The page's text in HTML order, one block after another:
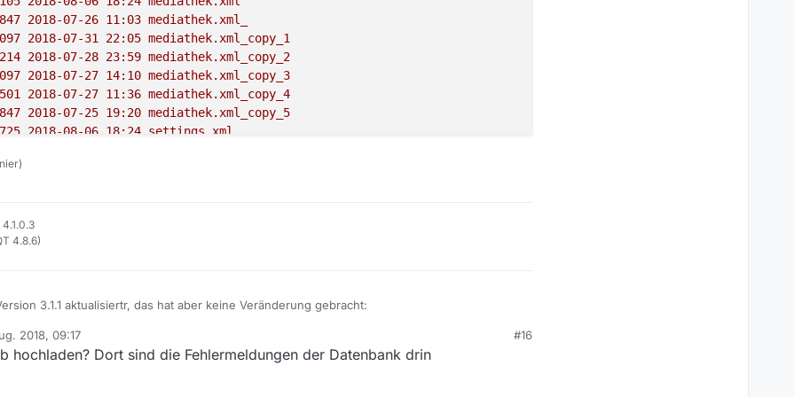
b11-1~bpo8+1 -b11
13.1. /
.mediathek3
60
2018-07-26 11:03 mediathek.xml_
2018-07-31 22:05 mediathek.xml_copy_1
2018-07-28 23:59 mediathek.xml_copy_2
2018-07-27 14:10 mediathek.xml_copy_3
2018-07-27 11:36 mediathek.xml_copy_4
2018-07-25 19:20 mediathek.xml_copy_5
725 2018-08-06 18:24 settings.xml
2018-08-06
2018-08-06
4.8.6)
3.1.1 aktualisiertr, das hat aber keine Veränderung gebracht:
-e java -e %CPU |grep -v grep
VSZ   RSS TTY      STAT START   TIME COMMAND
2018, 09:17 #16
hochladen? Dort sind die Fehlermeldungen der Datenbank drin